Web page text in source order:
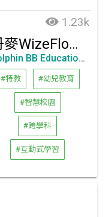
1.23k
丹麥WizeFloor 互動遊戲學習系統
Dolphin BB Education Limited 益多寶教育有限公司
#特教 #幼兒教育
#智慧校園
#跨學科
#互動式學習